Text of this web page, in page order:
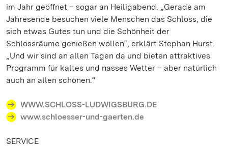
im Jahr geöffnet – sogar an Heiligabend. „Gerade am
Jahresende besuchen viele Menschen das Schloss, die
sich etwas Gutes tun und die Schönheit der
Schlossräume genießen wollen“, erklärt Stephan Hurst.
„Und wir sind an allen Tagen da und bieten attraktives
Programm für kaltes und nasses Wetter – aber natürlich
auch an allen schönen.“
WWW.SCHLOSS-LUDWIGSBURG.DE
www.schloesser-und-gaerten.de
SERVICE